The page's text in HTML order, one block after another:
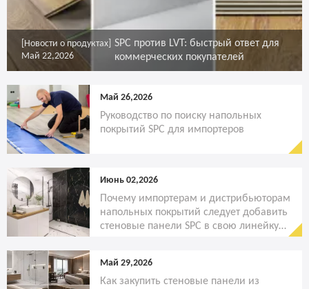
[Новости о продуктах]
Май 22,2026
SPC против LVT: быстрый ответ для
коммерческих покупателей
Май 26,2026
Руководство по поиску напольных
покрытий SPC для импортеров
Июнь 02,2026
Почему импортерам и дистрибьюторам
напольных покрытий следует добавить
стеновые панели SPC в свою линейку
Май 29,2026
Как закупить стеновые панели из